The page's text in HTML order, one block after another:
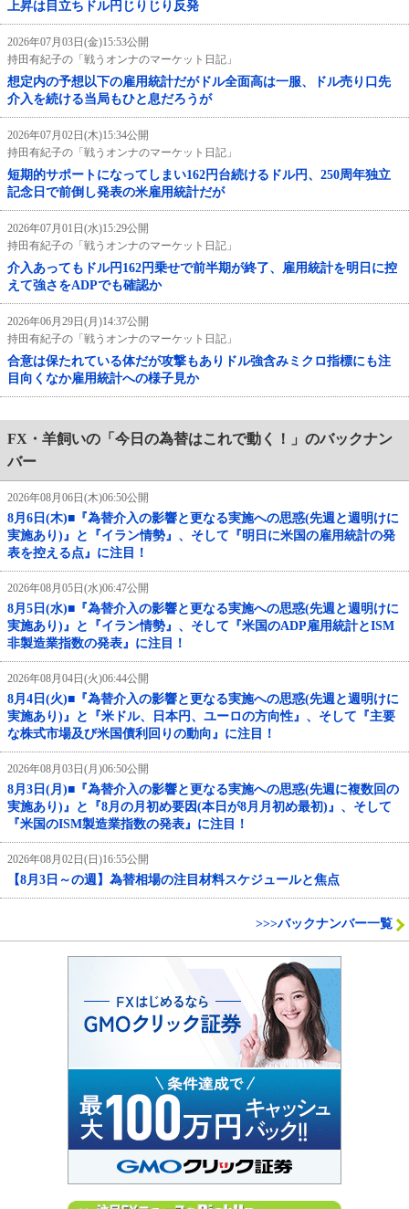
上昇は目立ちドル円じりじり反発
2026年07月03日(金)15:53公開
持田有紀子の「戦うオンナのマーケット日記」
想定内の予想以下の雇用統計だがドル全面高は一服、ドル売り口先
介入を続ける当局もひと息だろうが
2026年07月02日(木)15:34公開
持田有紀子の「戦うオンナのマーケット日記」
短期的サポートになってしまい162円台続けるドル円、250周年独立
記念日で前倒し発表の米雇用統計だが
2026年07月01日(水)15:29公開
持田有紀子の「戦うオンナのマーケット日記」
介入あってもドル円162円乗せで前半期が終了、雇用統計を明日に控
えて強さをADPでも確認か
2026年06月29日(月)14:37公開
持田有紀子の「戦うオンナのマーケット日記」
合意は保たれている体だが攻撃もありドル強含みミクロ指標にも注
目向くなか雇用統計への様子見か
FX・羊飼いの「今日の為替はこれで動く！」のバックナン
バー
2026年08月06日(木)06:50公開
8月6日(木)■『為替介入の影響と更なる実施への思惑(先週と週明けに
実施あり)』と『イラン情勢』、そして『明日に米国の雇用統計の発
表を控える点』に注目！
2026年08月05日(水)06:47公開
8月5日(水)■『為替介入の影響と更なる実施への思惑(先週と週明けに
実施あり)』と『イラン情勢』、そして『米国のADP雇用統計とISM
非製造業指数の発表』に注目！
2026年08月04日(火)06:44公開
8月4日(火)■『為替介入の影響と更なる実施への思惑(先週と週明けに
実施あり)』と『米ドル、日本円、ユーロの方向性』、そして『主要
な株式市場及び米国債利回りの動向』に注目！
2026年08月03日(月)06:50公開
8月3日(月)■『為替介入の影響と更なる実施への思惑(先週に複数回の
実施あり)』と『8月の月初め要因(本日が8月月初め最初)』、そして
『米国のISM製造業指数の発表』に注目！
2026年08月02日(日)16:55公開
【8月3日～の週】為替相場の注目材料スケジュールと焦点
>>>バックナンバー一覧